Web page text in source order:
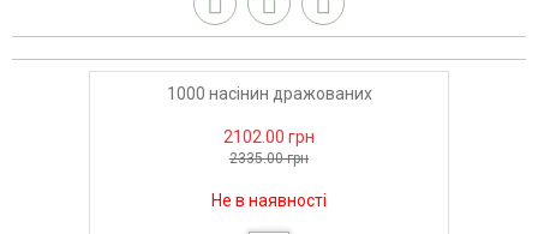
1000 насінин дражованих
2102.00 грн
2335.00 грн
Не в наявності